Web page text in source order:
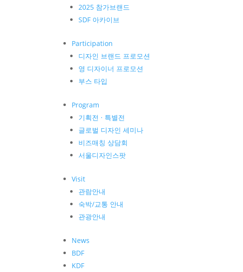
2025 참가브랜드
SDF 아카이브
Participation
디자인 브랜드 프로모션
영 디자이너 프로모션
부스 타입
Program
기획전 · 특별전
글로벌 디자인 세미나
비즈매칭 상담회
서울디자인스팟
Visit
관람안내
숙박/교통 안내
관광안내
News
BDF
KDF